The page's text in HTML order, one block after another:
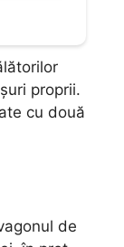
proprii.
cu două
de